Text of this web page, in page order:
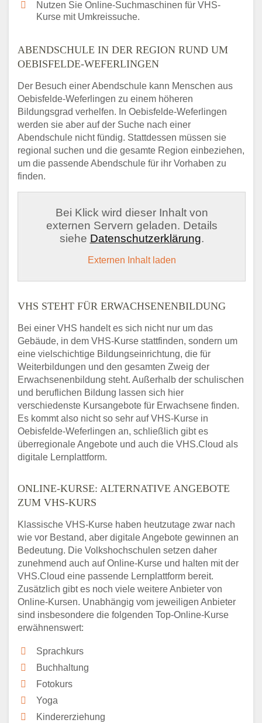
Nutzen Sie Online-Suchmaschinen für VHS-
Kurse mit Umkreissuche.
ABENDSCHULE IN DER REGION RUND UM
OEBISFELDE-WEFERLINGEN
Der Besuch einer Abendschule kann Menschen aus
Oebisfelde-Weferlingen zu einem höheren
Bildungsgrad verhelfen. In Oebisfelde-Weferlingen
werden sie aber auf der Suche nach einer
Abendschule nicht fündig. Stattdessen müssen sie
regional suchen und die gesamte Region einbeziehen,
um die passende Abendschule für ihr Vorhaben zu
finden.
Bei Klick wird dieser Inhalt von
externen Servern geladen. Details
siehe Datenschutzerklärung.
Externen Inhalt laden
VHS STEHT FÜR ERWACHSENENBILDUNG
Bei einer VHS handelt es sich nicht nur um das
Gebäude, in dem VHS-Kurse stattfinden, sondern um
eine vielschichtige Bildungseinrichtung, die für
Weiterbildungen und den gesamten Zweig der
Erwachsenenbildung steht. Außerhalb der schulischen
und beruflichen Bildung lassen sich hier
verschiedenste Kursangebote für Erwachsene finden.
Es kommt also nicht so sehr auf VHS-Kurse in
Oebisfelde-Weferlingen an, schließlich gibt es
überregionale Angebote und auch die VHS.Cloud als
digitale Lernplattform.
ONLINE-KURSE: ALTERNATIVE ANGEBOTE
ZUM VHS-KURS
Klassische VHS-Kurse haben heutzutage zwar nach
wie vor Bestand, aber digitale Angebote gewinnen an
Bedeutung. Die Volkshochschulen setzen daher
zunehmend auch auf Online-Kurse und halten mit der
VHS.Cloud eine passende Lernplattform bereit.
Zusätzlich gibt es noch viele weitere Anbieter von
Online-Kursen. Unabhängig vom jeweiligen Anbieter
sind insbesondere die folgenden Top-Online-Kurse
erwähnenswert:
Sprachkurs
Buchhaltung
Fotokurs
Yoga
Kindererziehung